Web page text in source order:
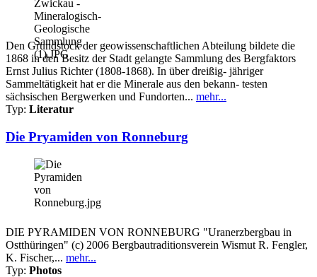
Den Grundstock der geowissenschaftlichen Abteilung bildete die
1868 in den Besitz der Stadt gelangte Sammlung des Bergfaktors
Ernst Julius Richter (1808-1868). In über dreißig- jähriger
Sammeltätigkeit hat er die Minerale aus den bekann- testen
sächsischen Bergwerken und Fundorten... mehr...
Typ: Literatur
Die Pryamiden von Ronneburg
DIE PYRAMIDEN VON RONNEBURG "Uranerzbergbau in
Ostthüringen" (c) 2006 Bergbautraditionsverein Wismut R. Fengler,
K. Fischer,... mehr...
Typ: Photos